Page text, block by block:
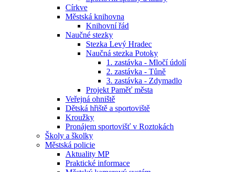
Církve
Městská knihovna
Knihovní řád
Naučné stezky
Stezka Levý Hradec
Naučná stezka Potoky
1. zastávka - Mločí údolí
2. zastávka - Tůně
3. zastávka - Zdymadlo
Projekt Paměť města
Veřejná ohniště
Dětská hřiště a sportoviště
Kroužky
Pronájem sportovišť v Roztokách
Školy a školky
Městská policie
Aktuality MP
Praktické informace